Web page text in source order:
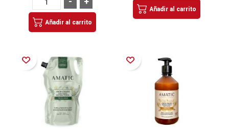
Añadir al carrito
Añadir al carrito
Añadir a la Lista de Deseos Añadir a la Lista de Deseos